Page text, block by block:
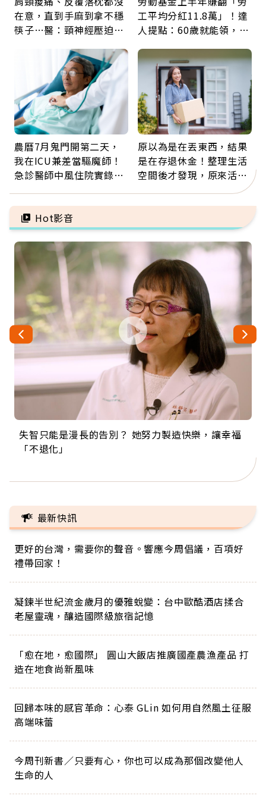
在意，直到手麻到拿不穩
筷子…醫：頸神經壓迫上
工平均分紅11.8萬」！達
人提點：60歲就能領，重
農曆7月鬼門開第二天，
我在ICU兼差當驅魔師！
急診醫師中風住院實錄：
原以為是在丟東西，結果
是在存退休金！整理生活
空間後才發現，原來活得
Hot影音
失智只能是漫長的告別？ 她努力製造快樂，讓幸福
「不退化」
來自剛果的巧克力神父 為台灣奉獻36年 「台灣是我
的家，我連作夢都講台語！」
63歲卸矽谷副總、搬回台灣找快樂！「蛋黃哥小
丑」走進安養院，逗樂上萬爺奶：退休後才開始真
104歲打破金氏世界紀錄 成為全球最年長羽球選
手，分享長壽的秘密原來是「這個」
事業巔峰他選擇追夢…黑手阿伯拉小提琴還登上小
巨蛋！連CNN都大讚！
最新快訊
更好的台灣，需要你的聲音。響應今周倡議，百項好
禮帶回家！
凝鍊半世紀流金歲月的優雅蛻變：台中歐酷酒店揉合
老屋靈魂，釀造國際級旅宿記憶
「愈在地，愈國際」 圓山大飯店推廣國產農漁產品 打
造在地食尚新風味
回歸本味的感官革命：心泰 GLin 如何用自然風土征服
高端味蕾
今周刊新書／只要有心，你也可以成為那個改變他人
生命的人